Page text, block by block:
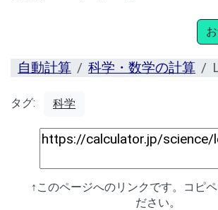
自動計算 科学・数学の計算
タグ: 科学
↑このページへのリンクです。コピ
ださい。